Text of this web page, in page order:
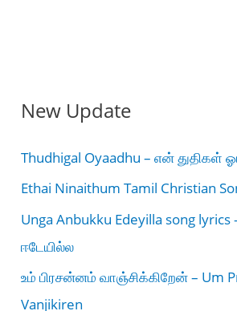
New Update
Thudhigal Oyaadhu – என் துதிகள்
Ethai Ninaithum Tamil Christian
Unga Anbukku Edeyilla song lyrics
ஈடேயில்ல
உம் பிரசன்னம் வாஞ்சிக்கிறேன் – Um
Vanjikiren